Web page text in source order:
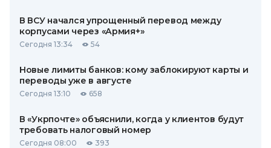
В ВСУ начался упрощенный перевод между
корпусами через «Армия+»
Сегодня 13:34 54
Новые лимиты банков: кому заблокируют карты и
переводы уже в августе
Сегодня 13:10 658
В «Укрпочте» объяснили, когда у клиентов будут
требовать налоговый номер
Сегодня 08:00 393